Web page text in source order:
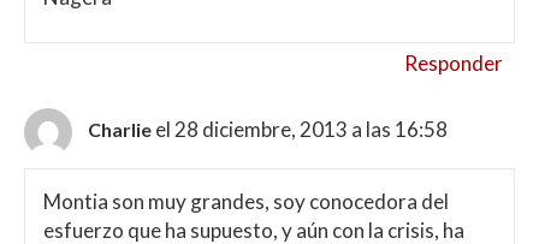
Responder
Charlie el 28 diciembre, 2013 a las 16:58
Montia son muy grandes, soy conocedora del
esfuerzo que ha supuesto, y aún con la crisis, ha